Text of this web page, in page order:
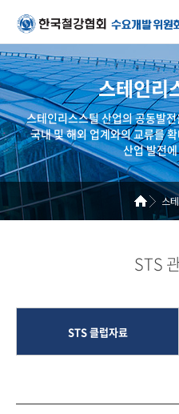
스테인리
스테인리스스틸 산업의 공동발
국내 및 해외 업계와의 교류를
산업 발전
스
STS
STS 클럽자료